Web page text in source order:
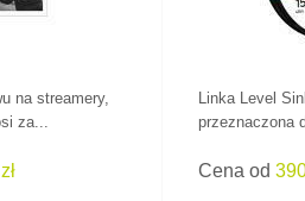
na streamery,
za...
Linka Level
przeznaczona
Cena od